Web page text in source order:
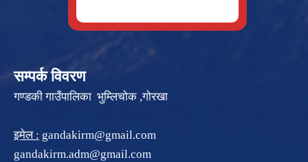
सम्पर्क विवरण
गण्डकी गाउँपालिका भुम्लिचोक ,गोरखा
इमेल : gandakirm@gmail.com
gandakirm.adm@gmail.com